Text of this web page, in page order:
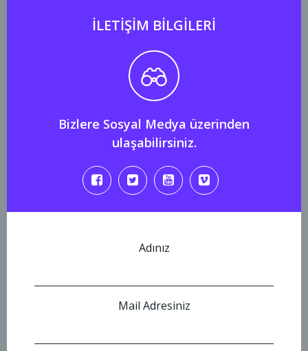
İLETİŞİM BİLGİLERİ
Bizlere Sosyal Medya üzerinden
ulaşabilirsiniz.
Adınız
Mail Adresiniz